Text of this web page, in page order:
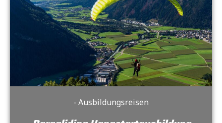
- Ausbildungsreisen